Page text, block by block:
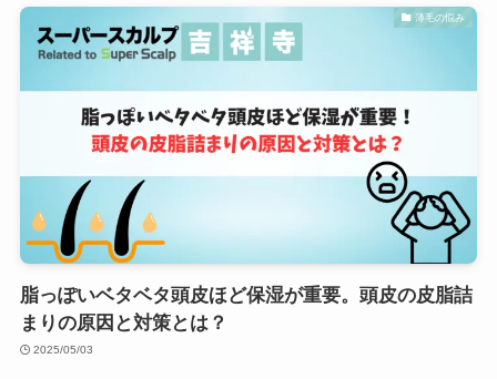
薄毛の悩み
脂っぽいベタベタ頭皮ほど保湿が重要。頭皮の皮脂詰
まりの原因と対策とは？
2025/05/03